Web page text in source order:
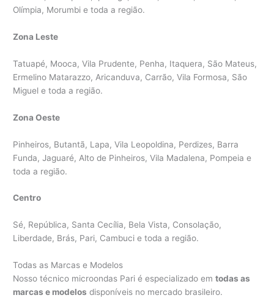
Olímpia, Morumbi e toda a região.
Zona Leste
Tatuapé, Mooca, Vila Prudente, Penha, Itaquera, São Mateus,
Ermelino Matarazzo, Aricanduva, Carrão, Vila Formosa, São
Miguel e toda a região.
Zona Oeste
Pinheiros, Butantã, Lapa, Vila Leopoldina, Perdizes, Barra
Funda, Jaguaré, Alto de Pinheiros, Vila Madalena, Pompeia e
toda a região.
Centro
Sé, República, Santa Cecília, Bela Vista, Consolação,
Liberdade, Brás, Pari, Cambuci e toda a região.
Todas as Marcas e Modelos
Nosso técnico microondas Pari é especializado emtodas as
marcas e modelos disponíveis no mercado brasileiro.